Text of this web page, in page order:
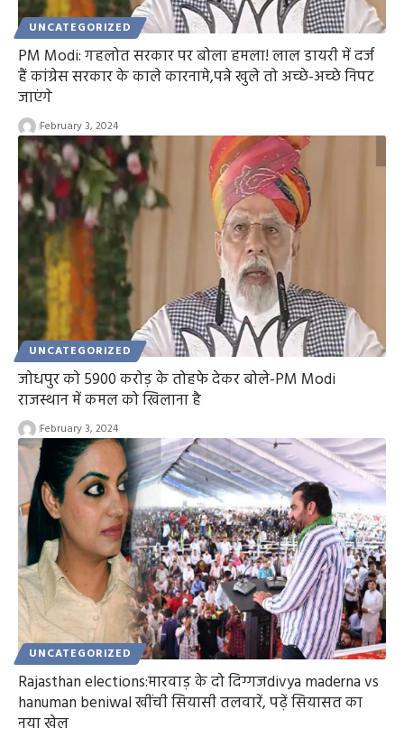
UNCATEGORIZED
PM Modi: गहलोत सरकार पर बोला हमला! लाल डायरी में दर्ज
हैं कांग्रेस सरकार के काले कारनामे,पन्ने खुले तो अच्छे-अच्छे निपट
जाएंगे
February 3, 2024
UNCATEGORIZED
जोधपुर को 5900 करोड़ के तोहफे देकर बोले-PM Modi
राजस्थान में कमल को खिलाना है
February 3, 2024
UNCATEGORIZED
Rajasthan elections:मारवाड़ के दो दिग्गजdivya maderna vs
hanuman beniwal खींची सियासी तलवारें, पढ़ें सियासत का
नया खेल